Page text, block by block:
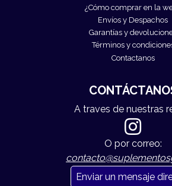
¿Cómo comprar en la
Envíos y Despachos
Garantías y
Términos y
Contactanos
A traves de nuestras
O por correo:
Enviar un mensaje